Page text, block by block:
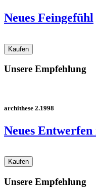
Neues Feingefühl
Unsere Empfehlung
archithese 2.1998
Neues
Unsere Empfehlung